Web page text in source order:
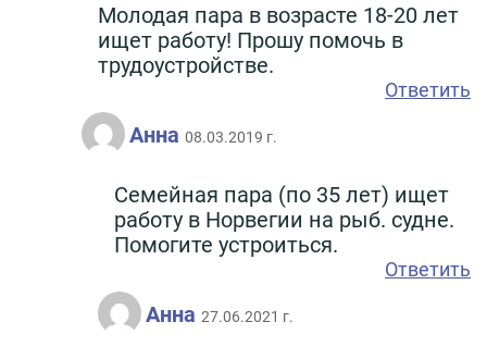
Молодая пара в возрасте 18-20 лет
ищет работу! Прошу помочь в
трудоустройстве.
Ответить
Анна 08.03.2019 г.
Семейная пара (по 35 лет) ищет
работу в Норвегии на рыб. судне.
Помогите устроиться.
Ответить
Анна 27.06.2021 г.